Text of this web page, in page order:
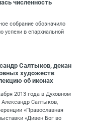
численность
собрание обозначило
успехи в епархиальной
Салтыков, декан
художеств
об иконах
2013 года в Духовном
Александр Салтыков,
«Православная
«Дивен Бог во